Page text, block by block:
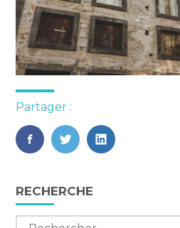
Partager :
FaceBook
TwitterLinkedIn
Blog
sidebar
RECHERCHE
Rechercher :